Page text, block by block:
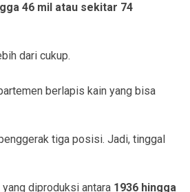
46 mil atau sekitar 74
dari cukup.
berlapis kain yang bisa
tiga posisi. Jadi, tinggal
yang diproduksi antara 1936 hingga